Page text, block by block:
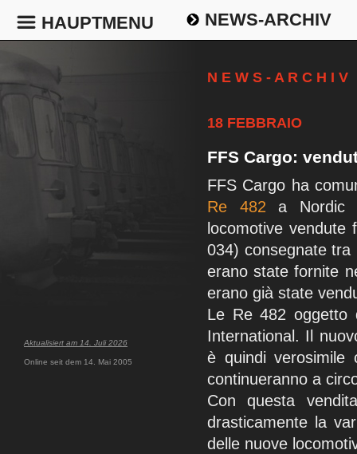
HAUPTMENU NEWS-ARCHIV
Aktualisiert am 14. Juli 2026
Online seit dem 14. Mai 2005
N E W S - A R C H I
18 FEBBRAIO
FFS Cargo:
FFS Cargo ha
Re 482 a Nordic
locomotive
034) consegnate tra
erano state fornite
erano già state
Le Re 482 oggetto
International. Il
è quindi verosimile
continueranno a
Con questa
drasticamente la
delle nuove